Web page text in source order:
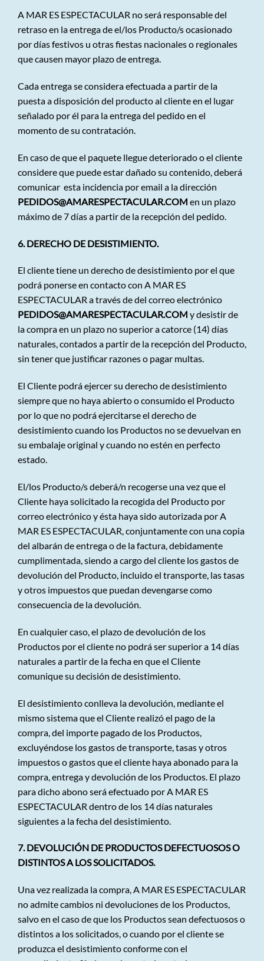
A MAR ES ESPECTACULAR no será responsable del
retraso en la entrega de el/los Producto/s ocasionado
por días festivos u otras fiestas nacionales o regionales
que causen mayor plazo de entrega.
Cada entrega se considera efectuada a partir de la
puesta a disposición del producto al cliente en el lugar
señalado por él para la entrega del pedido en el
momento de su contratación.
En caso de que el paquete llegue deteriorado o el cliente
considere que puede estar dañado su contenido, deberá
comunicar esta incidencia por email a la dirección
PEDIDOS@AMARESPECTACULAR.COM en un plazo
máximo de 7 días a partir de la recepción del pedido.
6. DERECHO DE DESISTIMIENTO.
El cliente tiene un derecho de desistimiento por el que
podrá ponerse en contacto con A MAR ES
ESPECTACULAR a través de del correo electrónico
PEDIDOS@AMARESPECTACULAR.COM y desistir de
la compra en un plazo no superior a catorce (14) días
naturales, contados a partir de la recepción del Producto,
sin tener que justificar razones o pagar multas.
El Cliente podrá ejercer su derecho de desistimiento
siempre que no haya abierto o consumido el Producto
por lo que no podrá ejercitarse el derecho de
desistimiento cuando los Productos no se devuelvan en
su embalaje original y cuando no estén en perfecto
estado.
El/los Producto/s deberá/n recogerse una vez que el
Cliente haya solicitado la recogida del Producto por
correo electrónico y ésta haya sido autorizada por A
MAR ES ESPECTACULAR, conjuntamente con una copia
del albarán de entrega o de la factura, debidamente
cumplimentada, siendo a cargo del cliente los gastos de
devolución del Producto, incluido el transporte, las tasas
y otros impuestos que puedan devengarse como
consecuencia de la devolución.
En cualquier caso, el plazo de devolución de los
Productos por el cliente no podrá ser superior a 14 días
naturales a partir de la fecha en que el Cliente
comunique su decisión de desistimiento.
El desistimiento conlleva la devolución, mediante el
mismo sistema que el Cliente realizó el pago de la
compra, del importe pagado de los Productos,
excluyéndose los gastos de transporte, tasas y otros
impuestos o gastos que el cliente haya abonado para la
compra, entrega y devolución de los Productos. El plazo
para dicho abono será efectuado por A MAR ES
ESPECTACULAR dentro de los 14 días naturales
siguientes a la fecha del desistimiento.
7. DEVOLUCIÓN DE PRODUCTOS DEFECTUOSOS O
DISTINTOS A LOS SOLICITADOS.
Una vez realizada la compra, A MAR ES ESPECTACULAR
no admite cambios ni devoluciones de los Productos,
salvo en el caso de que los Productos sean defectuosos o
distintos a los solicitados, o cuando por el cliente se
produzca el desistimiento conforme con el